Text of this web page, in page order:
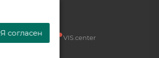
Разработка — VIS.center
Я согласен